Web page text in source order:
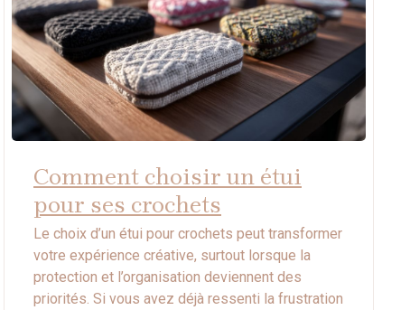
Comment choisir un étui
pour ses crochets
Le choix d’un étui pour crochets peut transformer
votre expérience créative, surtout lorsque la
protection et l’organisation deviennent des
priorités. Si vous avez déjà ressenti la frustration